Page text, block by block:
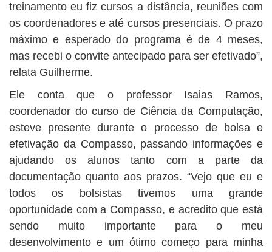
treinamento eu fiz cursos a distância, reuniões com
os coordenadores e até cursos presenciais. O prazo
máximo e esperado do programa é de 4 meses,
mas recebi o convite antecipado para ser efetivado”,
relata Guilherme.
Ele conta que o professor Isaias Ramos,
coordenador do curso de Ciência da Computação,
esteve presente durante o processo de bolsa e
efetivação da Compasso, passando informações e
ajudando os alunos tanto com a parte da
documentação quanto aos prazos. “Vejo que eu e
todos os bolsistas tivemos uma grande
oportunidade com a Compasso, e acredito que está
sendo muito importante para o meu
desenvolvimento e um ótimo começo para minha